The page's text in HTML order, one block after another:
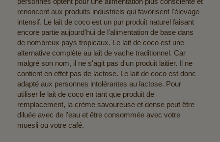
renoncent aux produits industriels qui favorisent l'élevage
intensif. Le lait de coco est un pur produit naturel faisant
encore partie aujourd'hui de l'alimentation de base dans
de nombreux pays tropicaux. Le lait de coco est une
alternative complète au lait de vache traditionnel. Car
malgré son nom, il ne s'agit pas d'un produit laitier. Il ne
contient en effet pas de lactose. Le lait de coco est donc
adapté aux personnes intolérantes au lactose. Pour
utiliser le lait de coco en tant que produit de
remplacement, la crème savoureuse et dense peut être
diluée avec de l'eau et être consommée avec votre
muesli ou votre café.